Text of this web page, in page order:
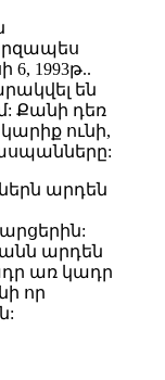
1993թ..
են
Քանի դեռ
ունի,
արդեն
արդեն
առ կադր
որ